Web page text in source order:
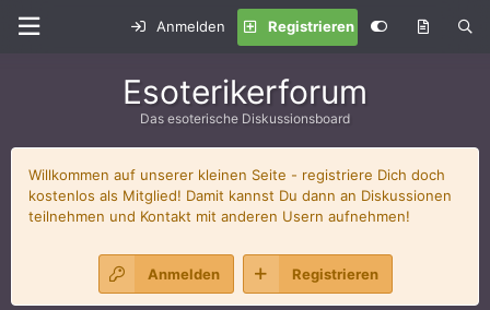
Anmelden Registrieren
Esoterikerforum
Das esoterische Diskussionsboard
Willkommen auf unserer kleinen Seite - registriere Dich doch
kostenlos als Mitglied! Damit kannst Du dann an Diskussionen
teilnehmen und Kontakt mit anderen Usern aufnehmen!
Anmelden Registrieren